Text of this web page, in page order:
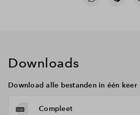
Downloads
Download alle bestanden in één keer
Compleet